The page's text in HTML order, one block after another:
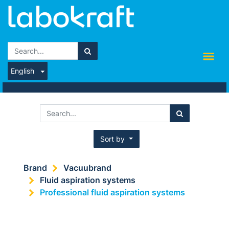
English
Sort by
Brand
Vacuubrand
Fluid aspiration systems
Professional fluid aspiration systems